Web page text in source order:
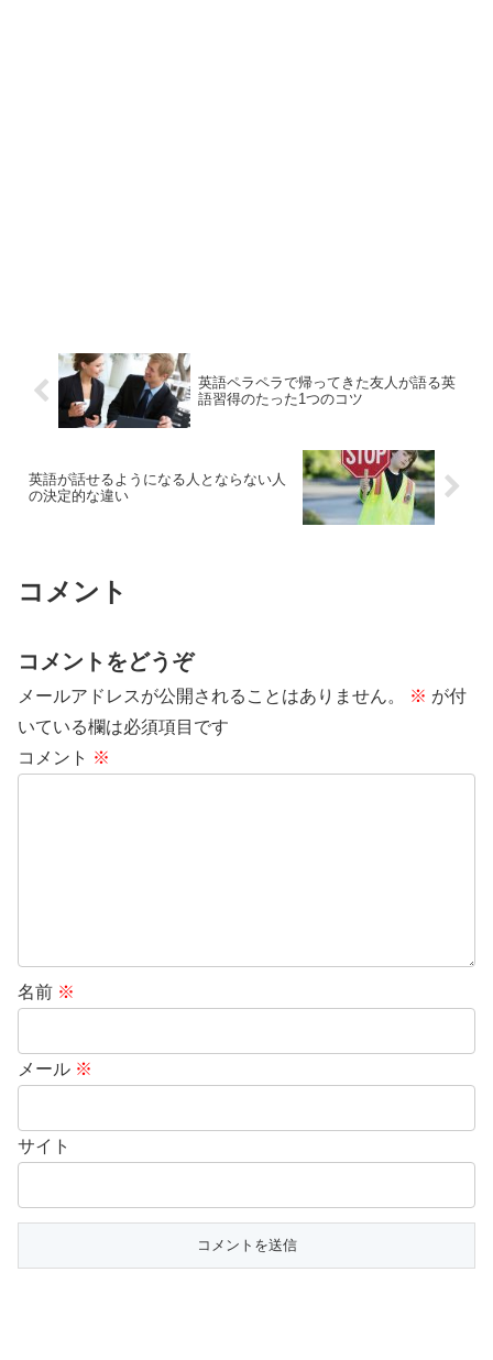
英語ペラペラで帰ってきた友人が語る英
語習得のたった1つのコツ
英語が話せるようになる人とならない人
の決定的な違い
コメント
コメントをどうぞ
メールアドレスが公開されることはありません。 ※ が付
いている欄は必須項目です
コメント ※
名前 ※
メール ※
サイト